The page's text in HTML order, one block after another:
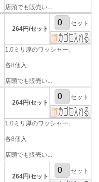
店頭でも販売い...
264円/セット
セット
1.0ミリ厚のワッシャー。
各8個入
店頭でも販売い...
264円/セット
セット
1.0ミリ厚のワッシャー。
各8個入
店頭でも販売い...
264円/セット
セット